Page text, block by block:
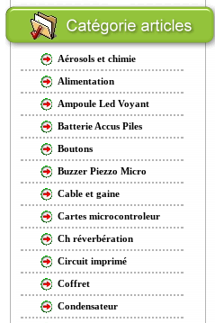
Aérosols et chimie
Alimentation
Ampoule Led Voyant
Batterie Accus Piles
Boutons
Buzzer Piezzo Micro
Cable et gaine
Cartes microcontroleur
Ch réverbération
Circuit imprimé
Coffret
Condensateur